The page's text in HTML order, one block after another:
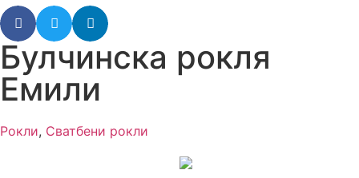
Булчинска рокля
Емили
Рокли, Сватбени рокли